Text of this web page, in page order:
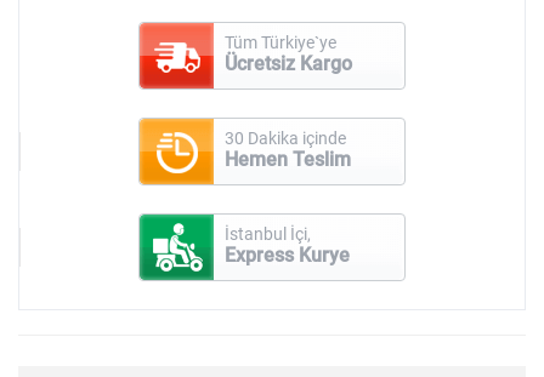
Tüm Türkiye`ye
Ücretsiz Kargo
30 Dakika içinde
Hemen Teslim
İstanbul İçi,
Express Kurye